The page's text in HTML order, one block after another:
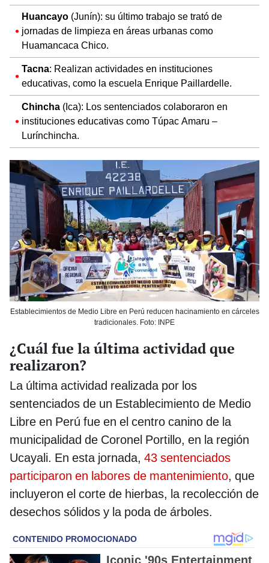
Huancayo (Junín): su último trabajo se trató de
jornadas de limpieza en áreas urbanas como
Huamancaca Chico.
Tacna: Realizan actividades en instituciones
educativas, como la escuela Enrique Paillardelle.
Chincha (Ica): Los sentenciados colaboraron en
instituciones educativas como Túpac Amaru –
Lurínchincha.
Establecimientos de Medio Libre en Perú reducen hacinamiento en cárceles
tradicionales. Foto: INPE
¿Cuál fue la última actividad que
realizaron?
La última actividad realizada por los
sentenciados de un Establecimiento de Medio
Libre en Perú fue en el centro canino de la
municipalidad de Coronel Portillo, en la región
Ucayali. En esta jornada, 43 sentenciados
participaron en labores de mantenimiento, que
incluyeron el corte de hierbas, la recolección de
desechos sólidos y la poda de árboles.